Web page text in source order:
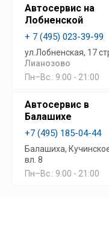
Автосервис на
Лобненской
+ 7 (495) 023-39-99
ул.Лобненская, 17
Лианозово
Пн–Вс.: 9:00 - 21:00
Автосервис в
Балашихе
+7 (495) 185-04-44
Балашиха,
вл. 8
Пн–Вс.: 9:00 - 21:00